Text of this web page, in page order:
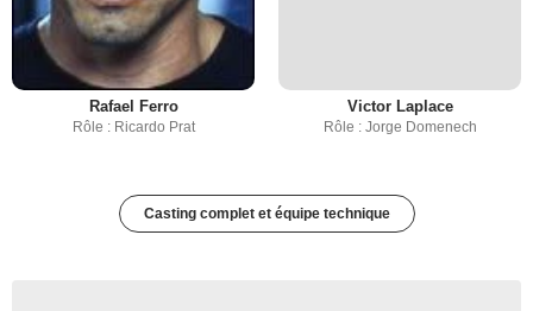
Rafael Ferro
Rôle : Ricardo Prat
Victor Laplace
Rôle : Jorge Domenech
Casting complet et équipe technique